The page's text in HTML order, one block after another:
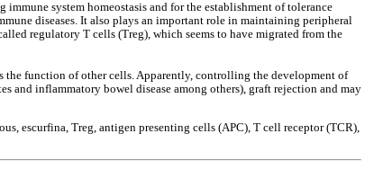
system homeostasis and for the establishment of tolerance
diseases. It also plays an important role in maintaining peripheral
regulatory T cells (Treg), which seems to have migrated from the
the function of other cells. Apparently, controlling the development of
and inflammatory bowel disease among others), graft rejection and may
escurfina, Treg, antigen presenting cells (APC), T cell receptor (TCR),